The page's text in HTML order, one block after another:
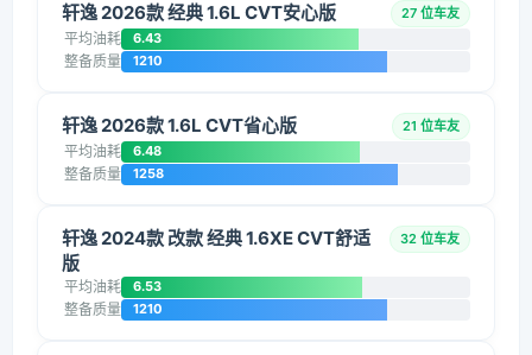
轩逸 2026款 经典 1.6L CVT安心版 27 位车友
平均油耗 6.43
整备质量 1210
轩逸 2026款 1.6L CVT省心版 21 位车友
平均油耗 6.48
整备质量 1258
轩逸 2024款 改款 经典 1.6XE CVT舒适
版
32 位车友
平均油耗 6.53
整备质量 1210